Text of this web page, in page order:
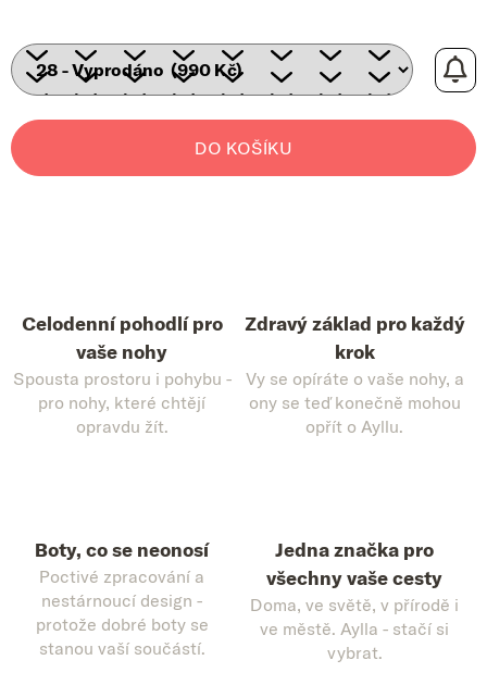
DO KOŠÍKU
Celodenní pohodlí pro
vaše nohy
Spousta prostoru i pohybu -
pro nohy, které chtějí
opravdu žít.
Zdravý základ pro každý
krok
Vy se opíráte o vaše nohy, a
ony se teď konečně mohou
opřít o Ayllu.
Boty, co se neonosí
Poctivé zpracování a
nestárnoucí design -
protože dobré boty se
stanou vaší součástí.
Jedna značka pro
všechny vaše cesty
Doma, ve světě, v přírodě i
ve městě. Aylla - stačí si
vybrat.